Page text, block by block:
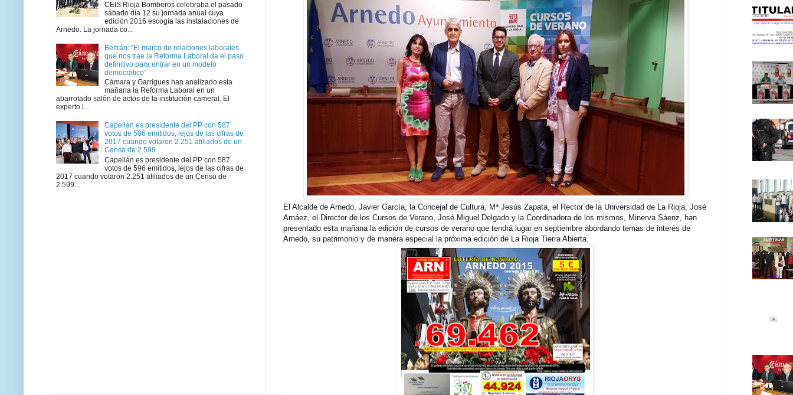
El Alcalde de Arnedo, Javier García, la Concejal de Cultura, Mª Jesús Zapata, el Rector de la Universidad de La Rioja, José
Arnáez, el Director de los Cursos de Verano, José Miguel Delgado y la Coordinadora de los mismos, Minerva Sáenz, han
presentado esta mañana la edición de cursos de verano que tendrá lugar en septiembre abordando temas de interés de
Arnedo, su patrimonio y de manera especial la próxima edición de La Rioja Tierra Abierta.
CEIS Rioja Bomberos celebraba el pasado
sábado día 12 su jornada anual cuya
edición 2016 escogía las instalaciones de
Arnedo. La jornada co...
Beltrán: “El marco de relaciones laborales
que nos trae la Reforma Laboral da el paso
definitivo para entrar en un modelo
democrático”
Cámara y Garrigues han analizado esta
mañana la Reforma Laboral en un
abarrotado salón de actos de la institución cameral. El
experto l...
Capellán es presidente del PP con 587
votos de 596 emitidos, lejos de las cifras de
2017 cuando votaron 2.251 afiliados de un
Censo de 2.599
Capellán es presidente del PP con 587
votos de 596 emitidos, lejos de las cifras de
2017 cuando votaron 2.251 afiliados de un Censo de
2.599...